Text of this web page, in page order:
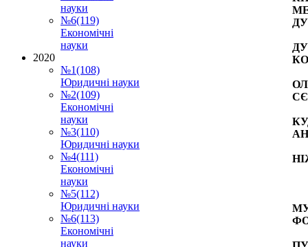
науки
№6(119)
Економічні
науки
2020
№1(108)
Юридичні науки
№2(109)
Економічні
науки
№3(110)
Юридичні науки
№4(111)
Економічні
науки
№5(112)
Юридичні науки
№6(113)
Економічні
науки